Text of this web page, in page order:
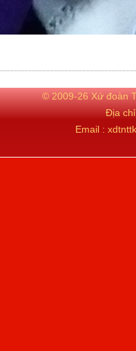
© 2009-26 Xứ đoàn
Địa
Email :